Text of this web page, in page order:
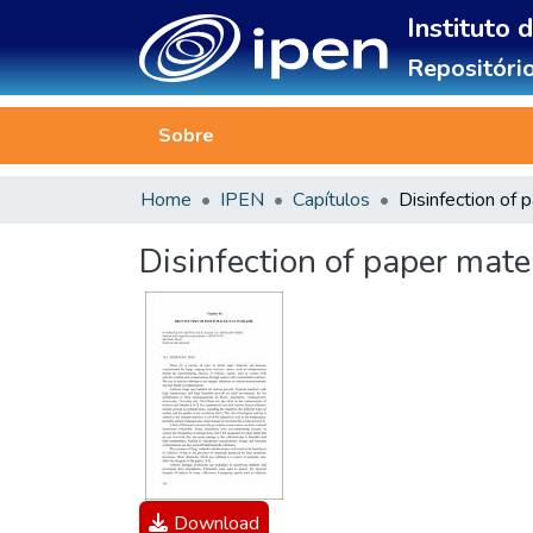
Instituto
Sobre
Home IPEN Capítulos
Disinfection of paper
Download